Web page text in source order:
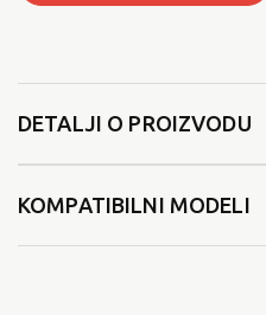
DETALJI O PROIZVODU
KOMPATIBILNI MODELI